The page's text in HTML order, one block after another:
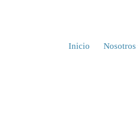
Inicio Nosotros